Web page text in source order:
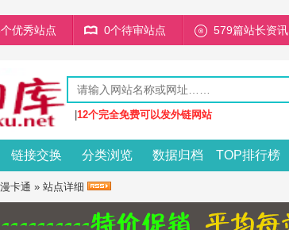
优秀站点 0个待审站点 579篇站长资讯
12个完全免费可以发外链网站
链接交换 分类浏览 数据归档 TOP排行榜
卡通 » 站点详细